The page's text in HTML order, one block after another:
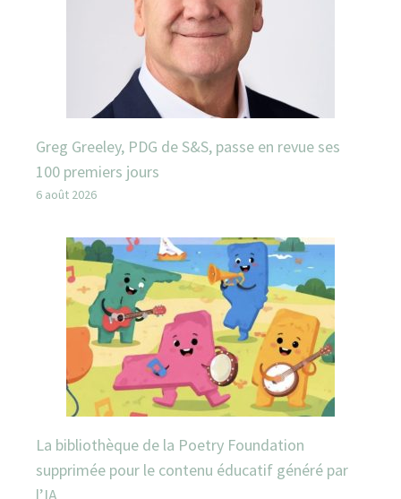
Greg Greeley, PDG de S&S, passe en revue ses
100 premiers jours
6 août 2026
La bibliothèque de la Poetry Foundation
supprimée pour le contenu éducatif généré par
l’IA